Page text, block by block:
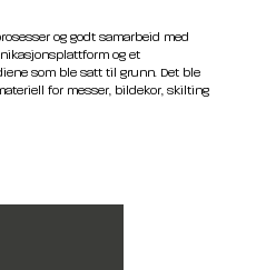
og godt samarbeid med
og et
som ble satt til grunn. Det ble
for messer, bildekor, skilting